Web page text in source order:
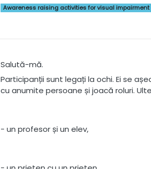
Awareness raising activities for visual impairment
Salută-mă.
Participanții sunt legați la ochi. Ei se
cu anumite persoane și joacă roluri.
- un profesor și un elev,